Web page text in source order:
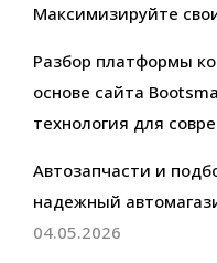
Максимизируйте
Разбор платформы
основе сайта
технология для
Автозапчасти и
надежный
04.05.2026